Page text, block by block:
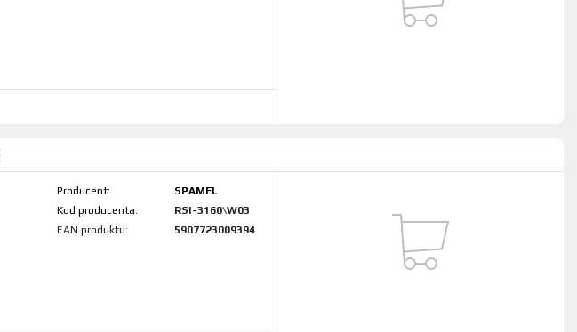
Producent:
SPAMEL
Kod produktu:
RSI-3160\W03
EAN produktu:
5907723009394